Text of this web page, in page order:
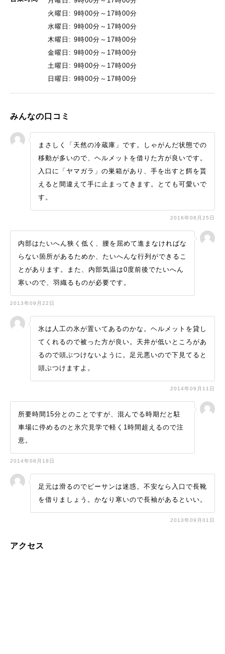
火曜日: 9時00分～17時00分
水曜日: 9時00分～17時00分
木曜日: 9時00分～17時00分
金曜日: 9時00分～17時00分
土曜日: 9時00分～17時00分
日曜日: 9時00分～17時00分
みんなの口コミ
まさしく「天然の冷蔵庫」です。しゃがんだ状態での
移動が多いので、ヘルメットを借りた方が良いです。
入口に「ヤマガラ」の巣箱があり、手を出すと餌を貰
えると間違えて手に止まってきます。とても可愛いで
す。
2016年08月25日
内部はたいへん狭く低く、腰を屈めて進まなければな
らない箇所があるためか、たいへんな行列ができるこ
とがあります。また、内部気温は0度前後でたいへん
寒いので、羽織るものが必要です。
2013年09月22日
氷は人工の氷が置いてあるのかな。ヘルメットを貸し
てくれるので被った方が良い。天井が低いところがあ
るので頭ぶつけないように。足元悪いので下見てると
頭ぶつけますよ。
2014年09月11日
所要時間15分とのことですが、混んでる時期だと駐
車場に停めるのと氷穴見学で軽く1時間超えるので注
意。
2014年08月18日
足元は滑るのでビーサンは迷惑。不安なら入口で長靴
を借りましょう。かなり寒いので長袖があるといい。
2013年09月01日
アクセス